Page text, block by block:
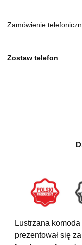
Zamówienie
Zostaw telefon
Lustrzana komoda
prezentował się